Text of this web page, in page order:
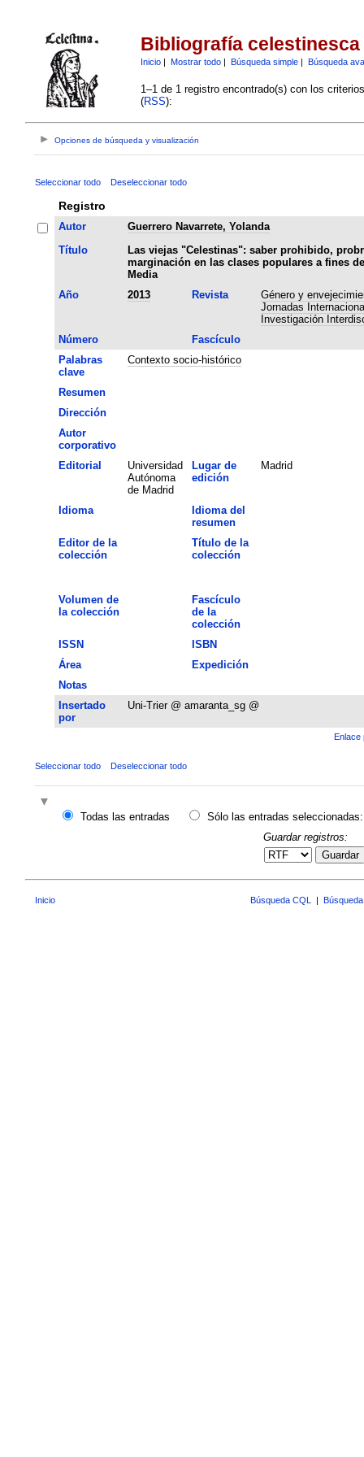
Bibliografía celestinesca
Inicio| Mostrar todo| Búsqueda simple| Búsqueda
1–1 de 1 registro encontrado(s) con los
(RSS):
Opciones de búsqueda y visualización
Seleccionar todo Deseleccionar todo
Registro
Autor
Guerrero Navarrete, Yolanda
Título
Las viejas "Celestinas": saber prohibido,
marginación en las clases populares a fines
Media
Año
2013 Revista
Género y
Jornadas
Investigación
Número
Fascículo
Palabras
clave
Contexto socio-histórico
Resumen
Dirección
Autor
corporativo
Editorial
Universidad
Autónoma
de Madrid
Lugar de
edición
Madrid
Idioma
Idioma del
resumen
Editor de la
colección
Título de la
colección
Volumen de
la colección
Fascículo
de la
colección
ISSN
ISBN
Área
Expedición
Notas
Insertado
por
Uni-Trier @ amaranta_sg @
Enlace
Seleccionar todo Deseleccionar todo
Todas las entradas
Sólo las entradas seleccionadas:
Guardar registros:
Guardar
Inicio Búsqueda CQL